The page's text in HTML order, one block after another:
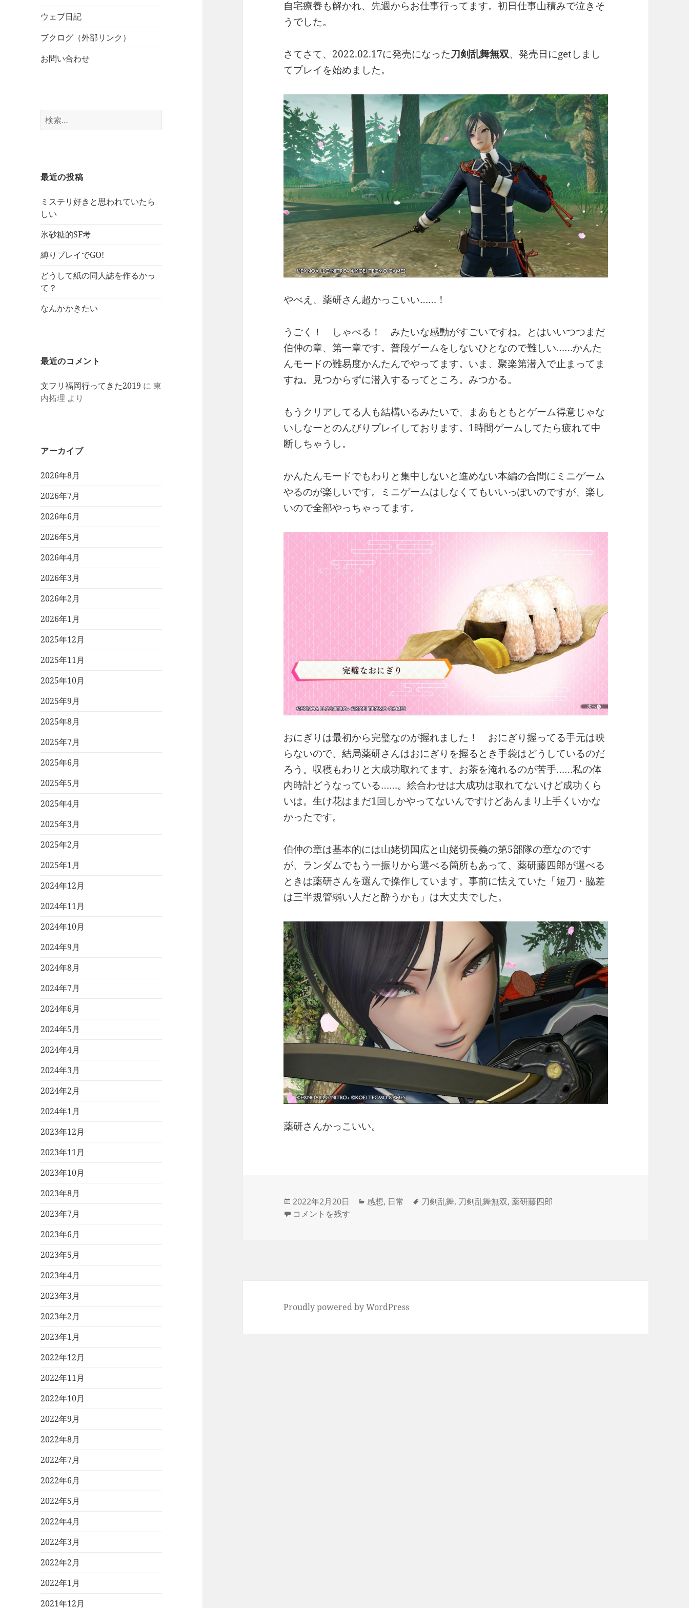
ウェブ日記
ブクログ（外部リンク）
お問い合わせ
検
索:
最近の投稿
ミステリ好きと思われていたら
しい
氷砂糖的SF考
縛りプレイでGO!
どうして紙の同人誌を作るかっ
て？
なんかかきたい
最近のコメント
文フリ福岡行ってきた2019 に東
内拓理 より
アーカイブ
2026年8月
2026年7月
2026年6月
2026年5月
2026年4月
2026年3月
2026年2月
2026年1月
2025年12月
2025年11月
2025年10月
2025年9月
2025年8月
2025年7月
2025年6月
2025年5月
2025年4月
2025年3月
2025年2月
2025年1月
2024年12月
2024年11月
2024年10月
2024年9月
2024年8月
2024年7月
2024年6月
2024年5月
2024年4月
2024年3月
2024年2月
2024年1月
2023年12月
2023年11月
2023年10月
2023年8月
2023年7月
2023年6月
2023年5月
2023年4月
2023年3月
2023年2月
2023年1月
2022年12月
2022年11月
2022年10月
2022年9月
2022年8月
2022年7月
2022年6月
2022年5月
2022年4月
2022年3月
2022年2月
2022年1月
2021年12月
自宅療養も解かれ、先週からお仕事行ってます。初日仕事山積みで泣きそ
うでした。
さてさて、2022.02.17に発売になった刀剣乱舞無双、発売日にgetしまし
てプレイを始めました。
やべえ、薬研さん超かっこいい……！
うごく！ しゃべる！ みたいな感動がすごいですね。とはいいつつまだ
伯仲の章、第一章です。普段ゲームをしないひとなので難しい……かんた
んモードの難易度かんたんでやってます。いま、聚楽第潜入で止まってま
すね。見つからずに潜入するってところ。みつかる。
もうクリアしてる人も結構いるみたいで、まあもともとゲーム得意じゃな
いしなーとのんびりプレイしております。1時間ゲームしてたら疲れて中
断しちゃうし。
かんたんモードでもわりと集中しないと進めない本編の合間にミニゲーム
やるのが楽しいです。ミニゲームはしなくてもいいっぽいのですが、楽し
いので全部やっちゃってます。
おにぎりは最初から完璧なのが握れました！ おにぎり握ってる手元は映
らないので、結局薬研さんはおにぎりを握るとき手袋はどうしているのだ
ろう。収穫もわりと大成功取れてます。お茶を淹れるのが苦手……私の体
内時計どうなっている……。絵合わせは大成功は取れてないけど成功くら
いは。生け花はまだ1回しかやってないんですけどあんまり上手くいかな
かったです。
伯仲の章は基本的には山姥切国広と山姥切長義の第5部隊の章なのです
が、ランダムでもう一振りから選べる箇所もあって、薬研藤四郎が選べる
ときは薬研さんを選んで操作しています。事前に怯えていた「短刀・脇差
は三半規管弱い人だと酔うかも」は大丈夫でした。
薬研さんかっこいい。
投
稿
2022年2月20日
カ
感想, 日常
タ
刀剣乱舞, 刀剣乱舞無双,薬研藤四郎
刀剣乱舞無双、始めました に
コメントを残す
Proudly powered by WordPress